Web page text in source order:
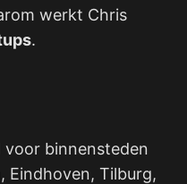
werkt Chris
.
voor binnensteden
Eindhoven, Tilburg,